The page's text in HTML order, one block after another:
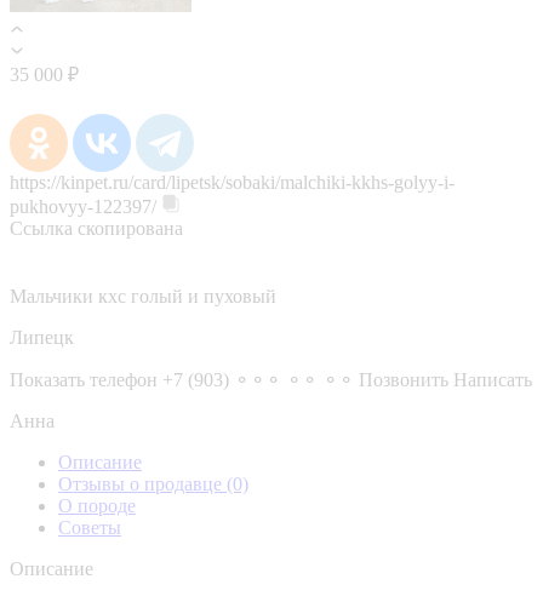
35 000 ₽
https://kinpet.ru/card/lipetsk/sobaki/malchiki-kkhs-golyy-i-
pukhovyy-122397/
Ссылка скопирована
Мальчики кхс голый и пуховый
Липецк
Показать телефон +7 (903) ⚬⚬⚬ ⚬⚬ ⚬⚬ Позвонить Написать
Анна
Описание
Отзывы о продавце (0)
О породе
Советы
Описание